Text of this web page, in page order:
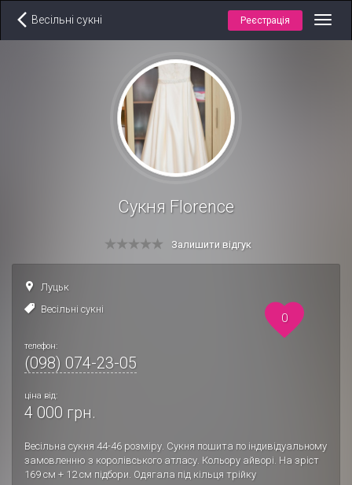
Весільні сукні Реєстрація
Сукня Florence
Залишити відгук
Луцьк
Весільні сукні
телефон:
(098) 074-23-05
ціна від:
4 000 грн.
Весільна сукня 44-46 розміру. Сукня пошита по індивідуальному
замовленню з королівського атласу. Кольору айворі. На зріст
169 см + 12 см підбори. Одягала під кільця трійку
0